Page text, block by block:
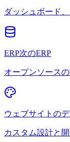
ダッシュボード
ERP次のERP
オープンソース
ウェブサイトの
カスタム設計と